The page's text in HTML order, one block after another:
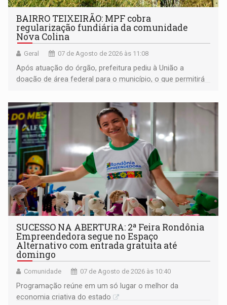
BAIRRO TEIXEIRÃO: MPF cobra
regularização fundiária da comunidade
Nova Colina
Geral 07 de Agosto de 2026 às 11:08
Após atuação do órgão, prefeitura pediu à União a
doação de área federal para o município, o que permitirá
SUCESSO NA ABERTURA: 2ª Feira Rondônia
Empreendedora segue no Espaço
Alternativo com entrada gratuita até
domingo
Comunidade 07 de Agosto de 2026 às 10:40
Programação reúne em um só lugar o melhor da
economia criativa do estado